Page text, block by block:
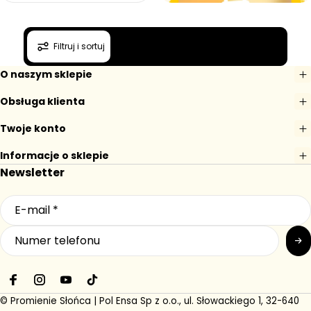
d
o
r
a
n
Promyczku, tu
jest taniej
Zajrzyj do aktualnych
Filtruj i sortuj
O naszym sklepie
Obsługa klienta
Twoje konto
Informacje o sklepie
Newsletter
F
a
I
n
Y
o
T
© Promienie Słońca | Pol Ensa Sp z o.o., ul. Słowackiego 1, 32-640